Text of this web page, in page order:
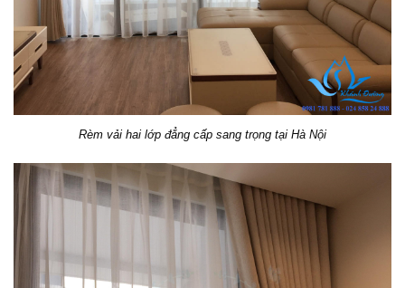
Rèm vải hai lớp đẳng cấp sang trọng tại Hà Nội